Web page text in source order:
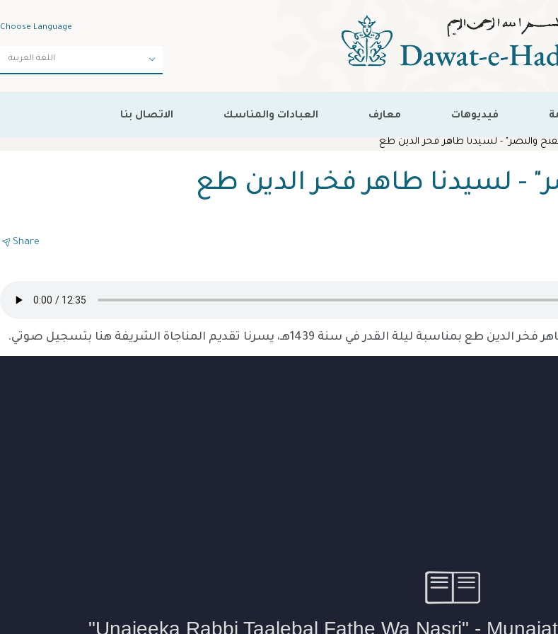
Choose Language
فيديوهات معارف العبادات والمناسك الاتصال بنا
والنصر" - لسيدنا طاهر فخر الدين طع
- لسيدنا طاهر فخر الدين طع
Share
في سنة 1439هـ، يسرنا تقديم المناجاة الشريفة هنا بتسجيل صوتي.